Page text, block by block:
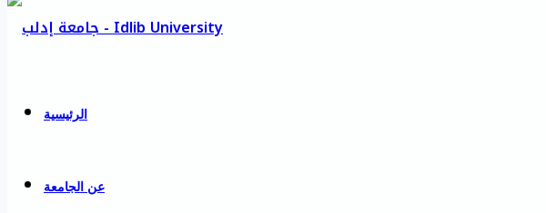
الرئيسية
عن الجامعة